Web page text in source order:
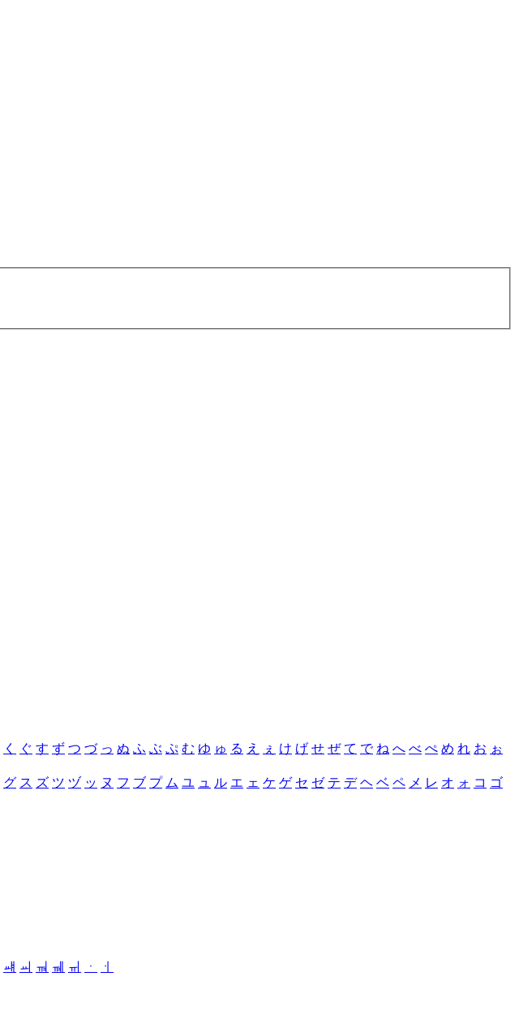
く ぐ す ず つ づ っ ぬ ふ ぶ ぷ む ゆ ゅ る え ぇ け げ せ ぜ て で ね へ べ ぺ め れ お ぉ
グ ス ズ ツ ヅ ッ ヌ フ ブ プ ム ユ ュ ル エ ェ ケ ゲ セ ゼ テ デ ヘ ベ ペ メ レ オ ォ コ ゴ
ㆈ ㆉ ㆊ ㆋ ㆌ ㆍ
ㆎ